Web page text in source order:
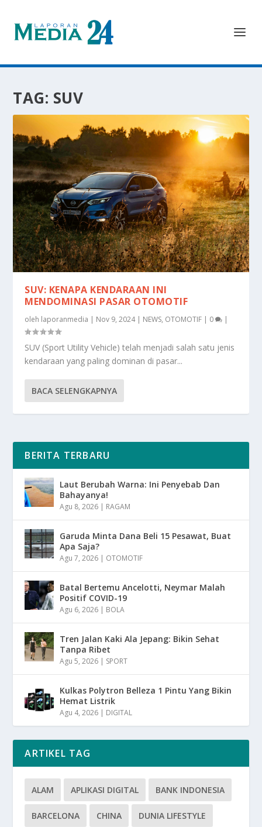
TAG: SUV
SUV: KENAPA KENDARAAN INI
MENDOMINASI PASAR OTOMOTIF
oleh laporanmedia | Nov 9, 2024| NEWS, OTOMOTIF | 0 |
SUV (Sport Utility Vehicle) telah menjadi salah satu jenis
kendaraan yang paling dominan di pasar...
BACA SELENGKAPNYA
BERITA TERBARU
Laut Berubah Warna: Ini Penyebab Dan
Bahayanya!
Agu 8, 2026 | RAGAM
Garuda Minta Dana Beli 15 Pesawat, Buat
Apa Saja?
Agu 7, 2026 | OTOMOTIF
Batal Bertemu Ancelotti, Neymar Malah
Positif COVID-19
Agu 6, 2026 | BOLA
Tren Jalan Kaki Ala Jepang: Bikin Sehat
Tanpa Ribet
Agu 5, 2026 | SPORT
Kulkas Polytron Belleza 1 Pintu Yang Bikin
Hemat Listrik
Agu 4, 2026 | DIGITAL
ARTIKEL TAG
ALAM APLIKASI DIGITAL BANK INDONESIA
BARCELONA CHINA DUNIA LIFESTYLE